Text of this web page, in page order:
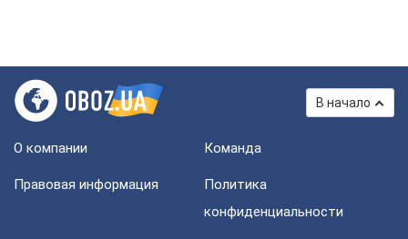
В начало
О компании Команда
Правовая информация
Политика
конфиденциальности